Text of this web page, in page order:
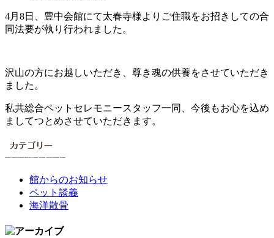
4月8日、豊中会館にて太春寺様よりご住職をお招きしての合
同法要が執り行われました。
沢山の方にお越しいただき、尊き魂の供養をさせていただき
ました。
私共総合ペットセレモニースタッフ一同、今後もお心を込め
ましてつとめさせていただきます。
館からのお知らせ
ペット談義
海洋散骨